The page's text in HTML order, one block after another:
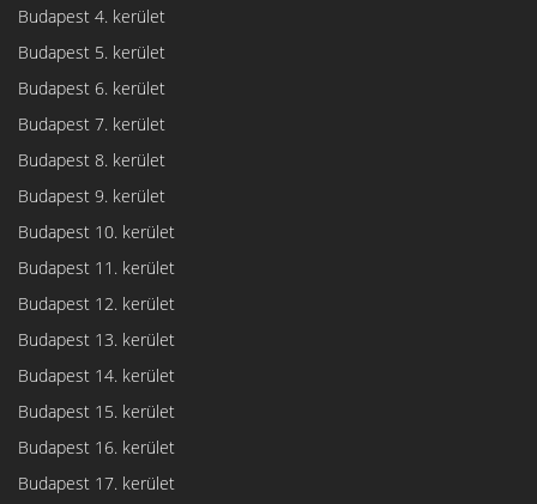
Budapest 4. kerület
Budapest 5. kerület
Budapest 6. kerület
Budapest 7. kerület
Budapest 8. kerület
Budapest 9. kerület
Budapest 10. kerület
Budapest 11. kerület
Budapest 12. kerület
Budapest 13. kerület
Budapest 14. kerület
Budapest 15. kerület
Budapest 16. kerület
Budapest 17. kerület